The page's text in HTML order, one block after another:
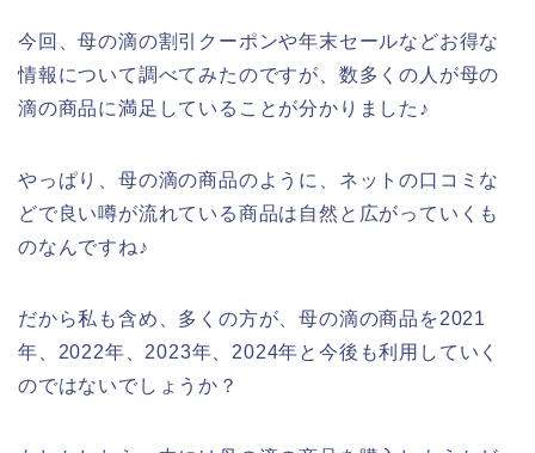
今回、母の滴の割引クーポンや年末セールなどお得な
情報について調べてみたのですが、数多くの人が母の
滴の商品に満足していることが分かりました♪
やっぱり、母の滴の商品のように、ネットの口コミな
どで良い噂が流れている商品は自然と広がっていくも
のなんですね♪
だから私も含め、多くの方が、母の滴の商品を2021
年、2022年、2023年、2024年と今後も利用していく
のではないでしょうか？